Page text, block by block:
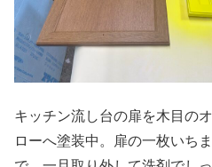
キッチン流し台の扉を木目の
ローへ塗装中。扉の一枚いち